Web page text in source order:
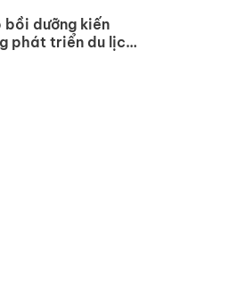
bồi dưỡng kiến
phát triển du lịch
lý thuyết với